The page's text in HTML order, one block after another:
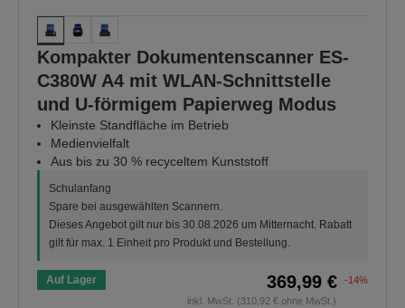
Kompakter Dokumentenscanner ES-
C380W A4 mit WLAN-Schnittstelle
und U-förmigem Papierweg Modus
Kleinste Standfläche im Betrieb
Medienvielfalt
Aus bis zu 30 % recyceltem Kunststoff
Schulanfang
Spare bei ausgewählten Scannern.
Dieses Angebot gilt nur bis 30.08.2026 um Mitternacht. Rabatt
gilt für max. 1 Einheit pro Produkt und Bestellung.
Auf Lager 369,99 €
-14%
inkl. MwSt. (310,92 € ohne MwSt.)